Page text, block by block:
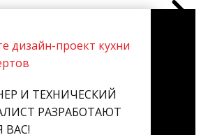
дизайн-проект кухни
И ТЕХНИЧЕСКИЙ
РАЗРАБОТАЮТ
ВАС!